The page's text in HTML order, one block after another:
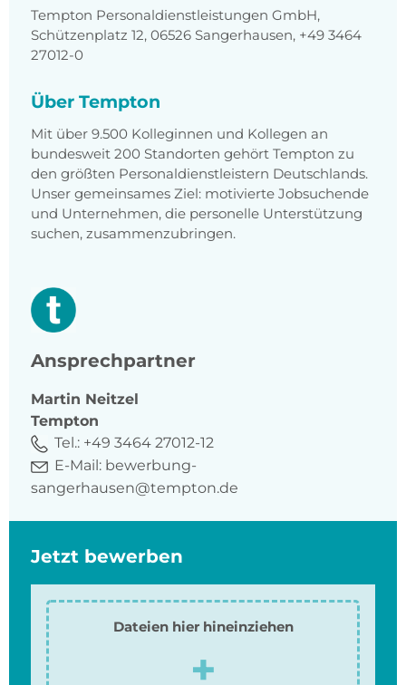
Tempton Personaldienstleistungen GmbH,
Schützenplatz 12, 06526 Sangerhausen, +49 3464
27012-0
Über Tempton
Mit über 9.500 Kolleginnen und Kollegen an
bundesweit 200 Standorten gehört Tempton zu
den größten Personaldienstleistern Deutschlands.
Unser gemeinsames Ziel: motivierte Jobsuchende
und Unternehmen, die personelle Unterstützung
suchen, zusammenzubringen.
Ansprechpartner
Martin Neitzel
Tempton
Tel.: +49 3464 27012-12
E-Mail: bewerbung-
sangerhausen@tempton.de
Jetzt bewerben
Dateien hier hineinziehen